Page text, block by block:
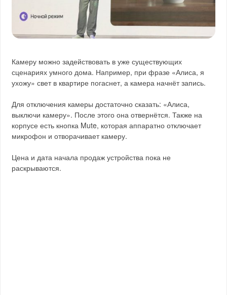
Камеру можно задействовать в уже существующих
сценариях умного дома. Например, при фразе «Алиса, я
ухожу» свет в квартире погаснет, а камера начнёт запись.
Для отключения камеры достаточно сказать: «Алиса,
выключи камеру». После этого она отвернётся. Также на
корпусе есть кнопка Mute, которая аппаратно отключает
микрофон и отворачивает камеру.
Цена и дата начала продаж устройства пока не
раскрываются.